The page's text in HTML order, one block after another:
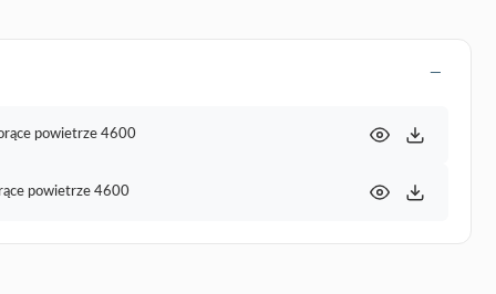
powietrze 4600
powietrze 4600